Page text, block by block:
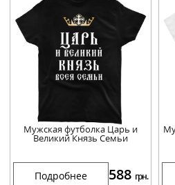
Мужская футболка Царь и
Великий Князь Семьи
Подробнее 588 грн.